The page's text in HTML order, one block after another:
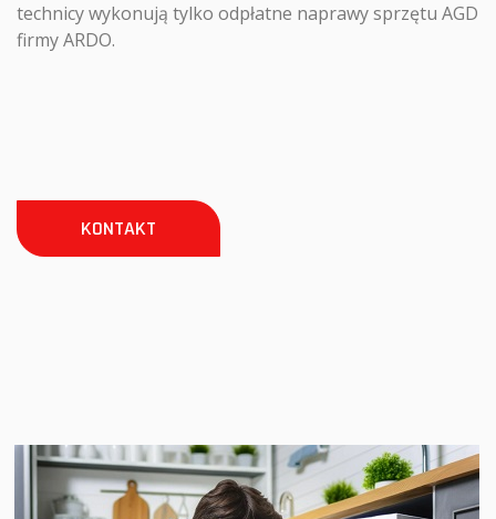
technicy wykonują tylko odpłatne naprawy sprzętu AGD
firmy ARDO.
KONTAKT